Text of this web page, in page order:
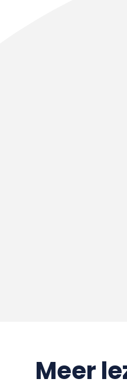
Meer